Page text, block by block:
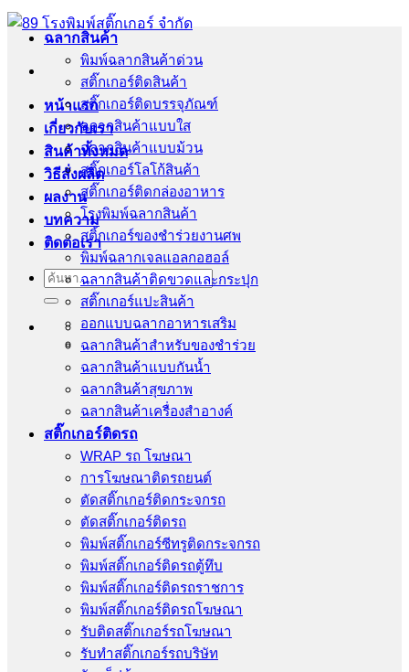
หน้าแรก
เกี่ยวกับเรา
สินค้าทั้งหมด
วิธีสั่งผลิต
ผลงาน
บทความ
ติดต่อเรา
ค้นหา:
ฉลากสินค้า
พิมพ์ฉลากสินค้าด่วน
สติ๊กเกอร์ติดสินค้า
สติ๊กเกอร์ติดบรรจุภัณฑ์
ฉลากสินค้าแบบใส
ฉลากสินค้าแบบม้วน
สติ๊กเกอร์โลโก้สินค้า
สติ๊กเกอร์ติดกล่องอาหาร
โรงพิมพ์ฉลากสินค้า
สติ้กเกอร์ของชำร่วยงานศพ
พิมพ์ฉลากเจลแอลกอฮอล์
ฉลากสินค้าติดขวดและกระปุก
สติ๊กเกอร์แปะสินค้า
ออกแบบฉลากอาหารเสริม
ฉลากสินค้าสำหรับของชำร่วย
ฉลากสินค้าแบบกันน้ำ
ฉลากสินค้าสุขภาพ
ฉลากสินค้าเครื่องสำอางค์
สติ๊กเกอร์ติดรถ
WRAP รถ โฆษณา
การโฆษณาติดรถยนต์
ตัดสติ๊กเกอร์ติดกระจกรถ
ตัดสติ๊กเกอร์ติดรถ
พิมพ์สติ๊กเกอร์ซีทรูติดกระจกรถ
พิมพ์สติ๊กเกอร์ติดรถตู้ทึบ
พิมพ์สติ๊กเกอร์ติดรถราชการ
พิมพ์สติ๊กเกอร์ติดรถโฆษณา
รับติดสติ๊กเกอร์รถโฆษณา
รับทำสติ๊กเกอร์รถบริษัท